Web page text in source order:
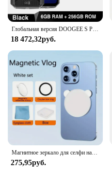
Глобальная версия DOOGEE S Punk Прочный телефон 6 ГБ + 256 ГБ 6,58 дюйма 60 Гц 34 мм Большой светодиодный светильник Speake 10800 мАч Android 14 Мобильные телефоны
18 472,32руб.
Магнитное зеркало для селфи на заднюю панель телефона Magsafe, ручной прибор для стриминга телефона, для iPhone, Huawei, Samsung, Xiaomi
275,95руб.